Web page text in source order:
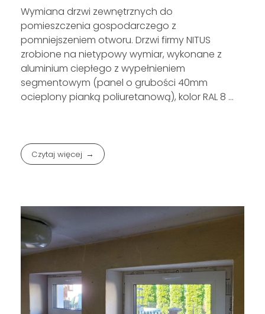
Wymiana drzwi zewnętrznych do
pomieszczenia gospodarczego z
pomniejszeniem otworu. Drzwi firmy NITUS
zrobione na nietypowy wymiar, wykonane z
aluminium ciepłego z wypełnieniem
segmentowym (panel o grubości 40mm
ocieplony pianką poliuretanową), kolor RAL 8 ...
Czytaj więcej